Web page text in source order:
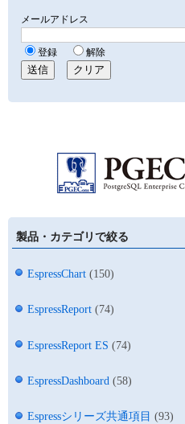
製品・カテゴリで絞る
EspressChart (150)
EspressReport (74)
EspressReport ES (74)
EspressDashboard (58)
Espressシリーズ共通項目 (93)